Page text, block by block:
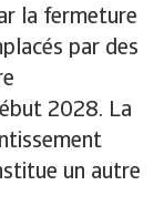
la fermeture
par des
2028. La
un autre